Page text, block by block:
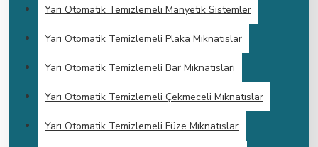
Yarı Otomatik Temizlemeli Manyetik Sistemler
Yarı Otomatik Temizlemeli Plaka Mıknatıslar
Yarı Otomatik Temizlemeli Bar Mıknatısları
Yarı Otomatik Temizlemeli Çekmeceli Mıknatıslar
Yarı Otomatik Temizlemeli Füze Mıknatıslar